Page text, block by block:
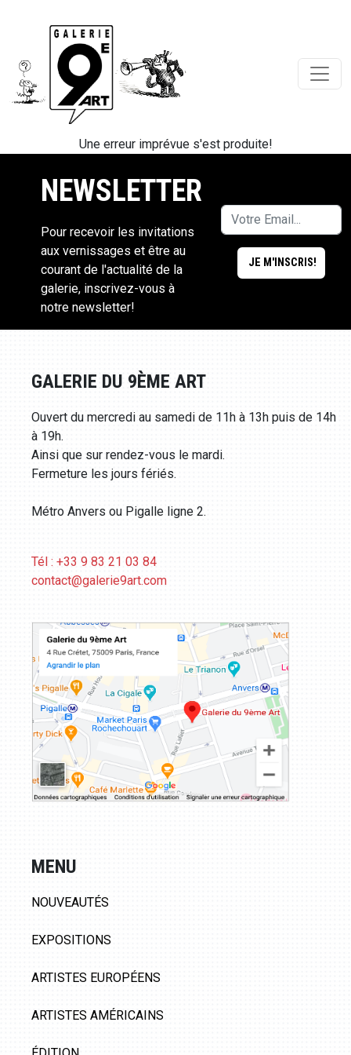
Une erreur imprévue s'est produite!
NEWSLETTER
Pour recevoir les invitations
aux vernissages et être au
courant de l'actualité de la
galerie, inscrivez-vous à
notre newsletter!
GALERIE DU 9ÈME ART
Ouvert du mercredi au samedi de 11h à 13h puis de 14h
à 19h.
Ainsi que sur rendez-vous le mardi.
Fermeture les jours fériés.
Métro Anvers ou Pigalle ligne 2.
Tél : +33 9 83 21 03 84
contact@galerie9art.com
MENU
NOUVEAUTÉS
EXPOSITIONS
ARTISTES EUROPÉENS
ARTISTES AMÉRICAINS